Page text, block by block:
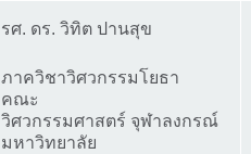
รศ. ดร. วิทิต ปานสุข
ภาควิชาวิศวกรรมโยธา
คณะ
วิศวกรรมศาสตร์ จุฬาลงกรณ์
มหาวิทยาลัย